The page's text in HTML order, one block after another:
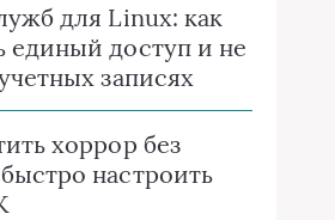
для Linux: как
единый доступ и не
записях
хоррор без
настроить